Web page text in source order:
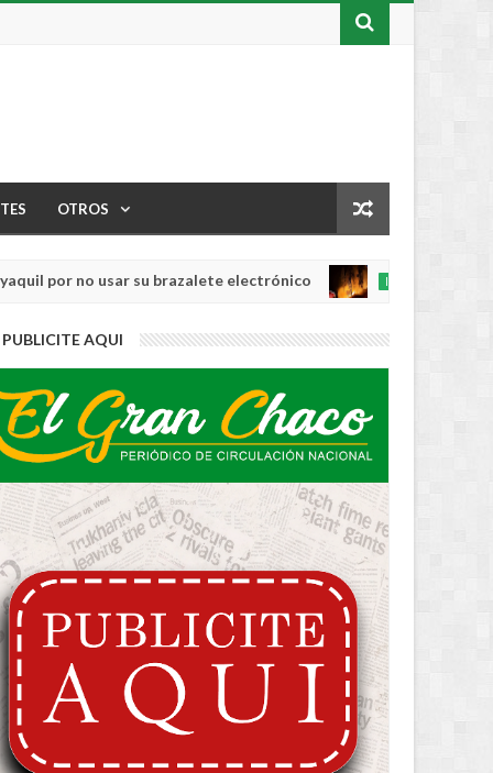
OTROS
no usar su brazalete electrónico
20260
INTERNACIONAL
PUBLICITE AQUI